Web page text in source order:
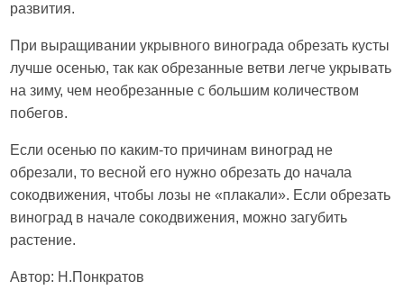
развития.
При выращивании укрывного винограда обрезать кусты
лучше осенью, так как обрезанные ветви легче укрывать
на зиму, чем необрезанные с большим количеством
побегов.
Если осенью по каким-то причинам виноград не
обрезали, то весной его нужно обрезать до начала
сокодвижения, чтобы лозы не «плакали». Если обрезать
виноград в начале сокодвижения, можно загубить
растение.
Автор: Н.Понкратов